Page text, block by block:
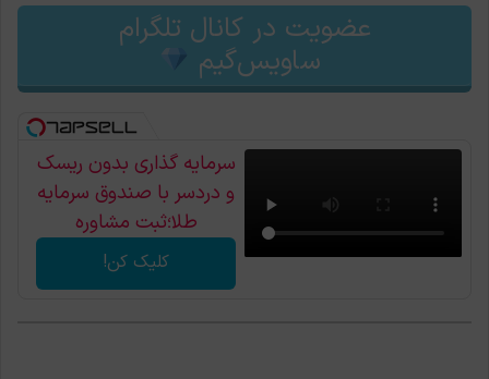
عضویت در کانال تلگرام
ساویس‌گیم
سرمایه گذاری بدون ریسک
و دردسر با صندوق سرمایه
طلا؛ثبت مشاوره
کلیک کن!